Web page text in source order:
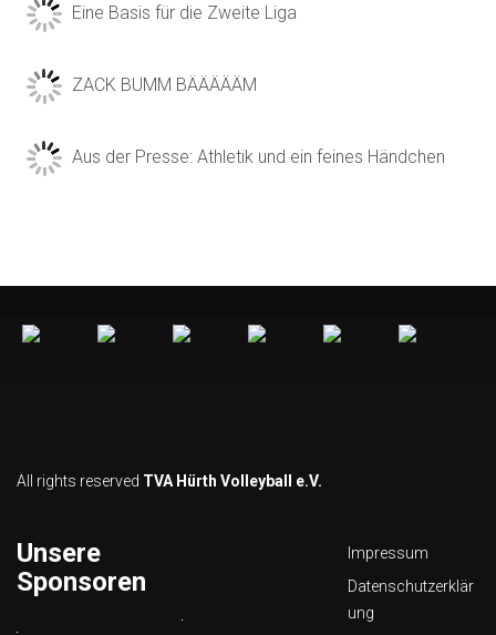
Eine Basis für die Zweite Liga
ZACK BUMM BÄÄÄÄÄM
Aus der Presse: Athletik und ein feines Händchen
All rights reserved TVA Hürth Volleyball e.V.
Unsere
Sponsoren
Impressum
Datenschutzerklär
ung